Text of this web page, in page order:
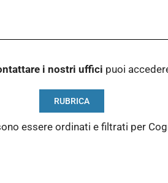
i nostri uffici puoi
RUBRICA
essere ordinati e filtrati per